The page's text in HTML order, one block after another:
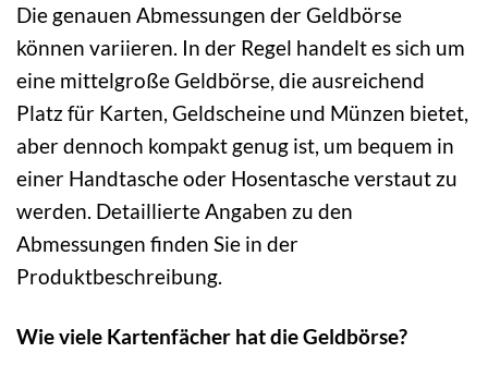
Die genauen Abmessungen der Geldbörse
können variieren. In der Regel handelt es sich um
eine mittelgroße Geldbörse, die ausreichend
Platz für Karten, Geldscheine und Münzen bietet,
aber dennoch kompakt genug ist, um bequem in
einer Handtasche oder Hosentasche verstaut zu
werden. Detaillierte Angaben zu den
Abmessungen finden Sie in der
Produktbeschreibung.
Wie viele Kartenfächer hat die Geldbörse?